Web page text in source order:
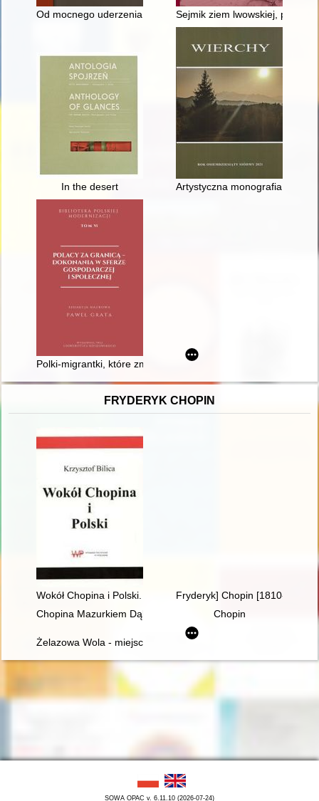
Od mocnego uderzenia do stopniowej presji : polityka PPR
Sejmik ziem lwowskiej,
In the desert Artystyczna monografia
Polki-migrantki, które zmieniały oblicze świata
FRYDERYK CHOPIN
Wokół Chopina i Polski. Siedem szkicówFryderyk] Chopin [1810-1849]
Chopina Mazurkiem Dąbrowskiego urzeczenie
Chopin
Żelazowa Wola - miejsce urodzenia Fryderyka Chopina
SOWA OPAC v. 6.11.10 (2026-07-24)